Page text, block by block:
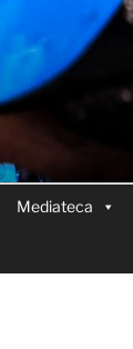
Mediateca